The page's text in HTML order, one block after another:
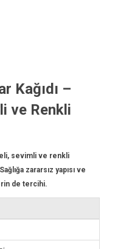
Kağıdı –
ve Renkli
sevimli ve renkli
zararsız yapısı ve
de tercihi.